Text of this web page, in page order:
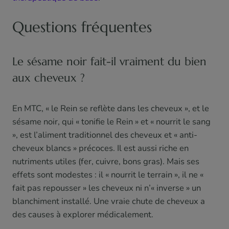
Questions fréquentes
Le sésame noir fait-il vraiment du bien
aux cheveux ?
En MTC, « le Rein se reflète dans les cheveux », et le
sésame noir, qui « tonifie le Rein » et « nourrit le sang
», est l’aliment traditionnel des cheveux et « anti-
cheveux blancs » précoces. Il est aussi riche en
nutriments utiles (fer, cuivre, bons gras). Mais ses
effets sont modestes : il « nourrit le terrain », il ne «
fait pas repousser » les cheveux ni n’« inverse » un
blanchiment installé. Une vraie chute de cheveux a
des causes à explorer médicalement.